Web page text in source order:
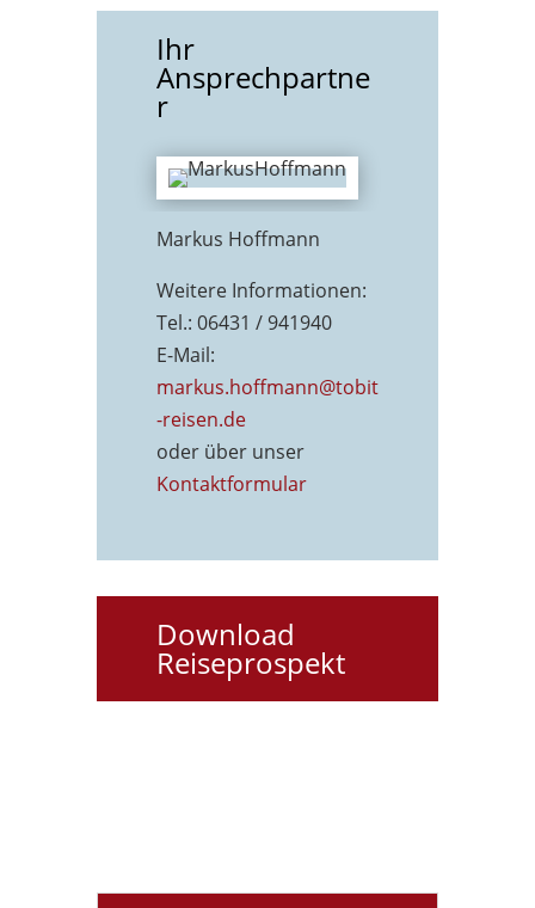
Ihr
Ansprechpartne
r
Markus Hoffmann
Weitere Informationen:
Tel.: 06431 / 941940
E-Mail:
markus.hoffmann@tobit
-reisen.de
oder über unser
Kontaktformular
Download
Reiseprospekt